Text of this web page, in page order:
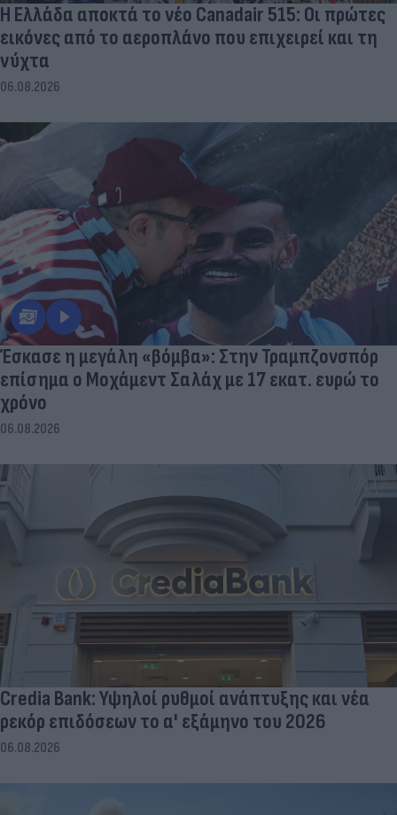
Η Ελλάδα αποκτά το νέο Canadair 515: Οι πρώτες
εικόνες από το αεροπλάνο που επιχειρεί και τη
νύχτα
06.08.2026
Έσκασε η μεγάλη «βόμβα»: Στην Τραμπζονσπόρ
επίσημα ο Μοχάμεντ Σαλάχ με 17 εκατ. ευρώ το
χρόνο
06.08.2026
Credia Bank: Υψηλοί ρυθμοί ανάπτυξης και νέα
ρεκόρ επιδόσεων το α' εξάμηνο του 2026
06.08.2026